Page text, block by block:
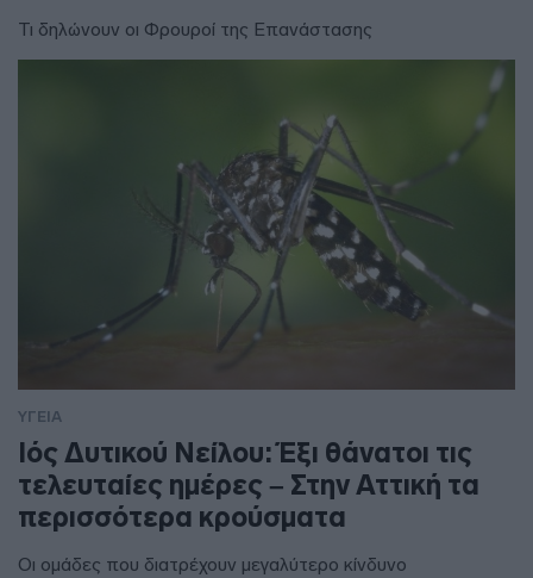
Τι δηλώνουν οι Φρουροί της Επανάστασης
ΥΓΕΙΑ
Ιός Δυτικού Νείλου: Έξι θάνατοι τις
τελευταίες ημέρες – Στην Αττική τα
περισσότερα κρούσματα
Οι ομάδες που διατρέχουν μεγαλύτερο κίνδυνο